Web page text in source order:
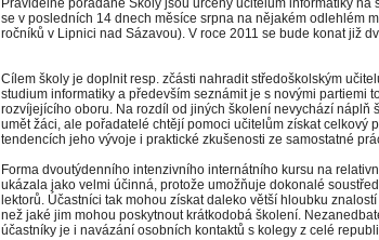
Pravidelně pořádané Školy jsou určeny učitelům informatiky na
se v posledních 14 dnech měsíce srpna na nějakém odlehlém
ročníků v Lipnici nad Sázavou). V roce 2011 se bude konat již
Cílem školy je doplnit resp. zčásti nahradit středoškolským
studium informatiky a především seznámit je s novými partiemi
rozvíjejícího oboru. Na rozdíl od jiných školení nevychází náplň
umět žáci, ale pořadatelé chtějí pomoci učitelům získat celkový
tendencích jeho vývoje i praktické zkušenosti ze samostatné
Forma dvoutýdenního intenzivního internátního kursu na
ukázala jako velmi účinná, protože umožňuje dokonalé
lektorů. Účastníci tak mohou získat daleko větší hloubku
než jaké jim mohou poskytnout krátkodobá školení.
účastníky je i navázání osobních kontaktů s kolegy z celé